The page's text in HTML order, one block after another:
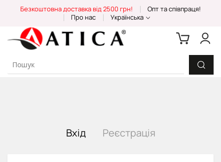
Content
Безкоштовна доставка від 2500 грн!
Опт та співпраця!
Про нас
Українська
Вхід Реєстрація